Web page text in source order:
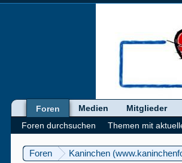
Foren Kaninchen
Foren
Foren durchsuchen
Themen mit
Medien Mitglieder